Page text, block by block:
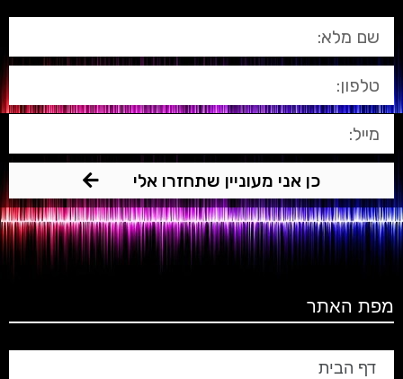
כן אני מעוניין שתחזרו אלי
מפת האתר
דף הבית